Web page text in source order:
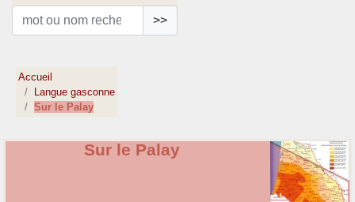
>>
Accueil
Langue gasconne
Sur le Palay
Sur le Palay